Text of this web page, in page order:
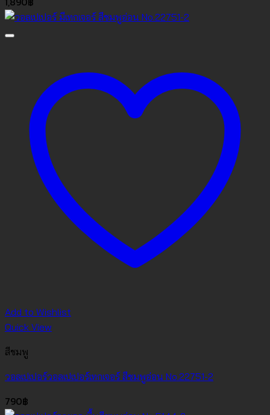
Add to Wishlist
Quick View
สีชมพู
วอลเปเปอร์วอลเปเปอร์เทกเจอร์ สีชมพูอ่อน No.22751-2
790฿